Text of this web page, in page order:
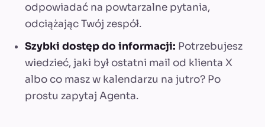
odpowiadać na powtarzalne pytania,
odciążając Twój zespół.
Szybki dostęp do informacji: Potrzebujesz
wiedzieć, jaki był ostatni mail od klienta X
albo co masz w kalendarzu na jutro? Po
prostu zapytaj Agenta.